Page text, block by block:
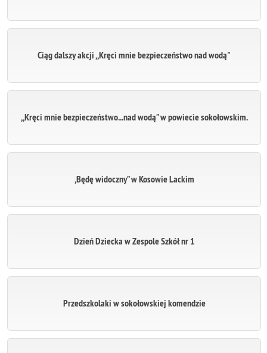
Ciąg dalszy akcji ,,Kręci mnie bezpieczeństwo nad wodą"
,,Kręci mnie bezpieczeństwo...nad wodą” w powiecie sokołowskim.
,Będę widoczny” w Kosowie Lackim
Dzień Dziecka w Zespole Szkół nr 1
Przedszkolaki w sokołowskiej komendzie